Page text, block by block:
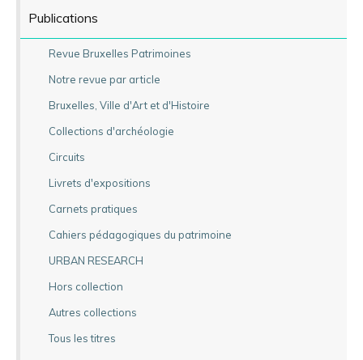
Publications
Revue Bruxelles Patrimoines
Notre revue par article
Bruxelles, Ville d'Art et d'Histoire
Collections d'archéologie
Circuits
Livrets d'expositions
Carnets pratiques
Cahiers pédagogiques du patrimoine
URBAN RESEARCH
Hors collection
Autres collections
Tous les titres